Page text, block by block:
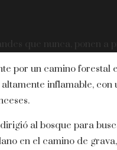
que nunca, ponen a
por un camino forestal
inflamable, con
al bosque para
en el camino de